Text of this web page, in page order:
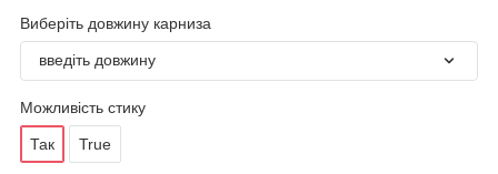
Виберіть довжину карниза
введіть довжину
Можливість стику
Так True